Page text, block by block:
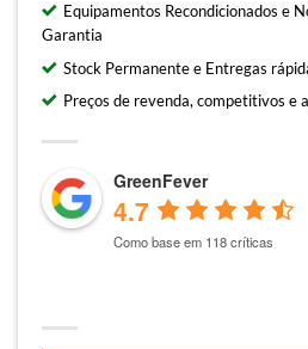
Equipamentos Recondicionados e
Garantia
Stock Permanente e Entregas
Preços de revenda, competitivos e
GreenFever
4.7
Como base em 118 críticas